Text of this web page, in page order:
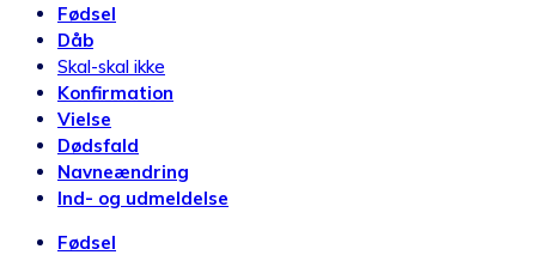
Fødsel
Dåb
Skal-skal ikke
Konfirmation
Vielse
Dødsfald
Navneændring
Ind- og udmeldelse
Fødsel